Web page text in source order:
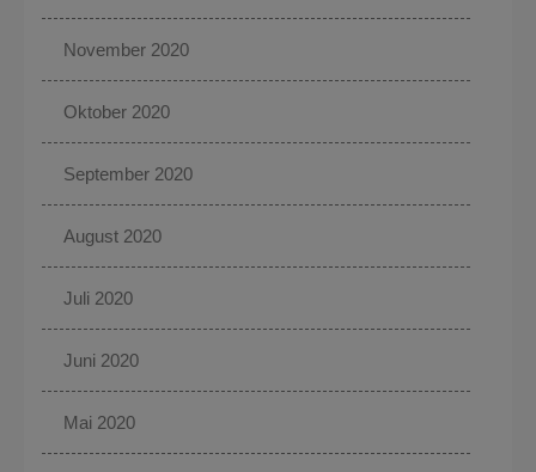
November 2020
Oktober 2020
September 2020
August 2020
Juli 2020
Juni 2020
Mai 2020